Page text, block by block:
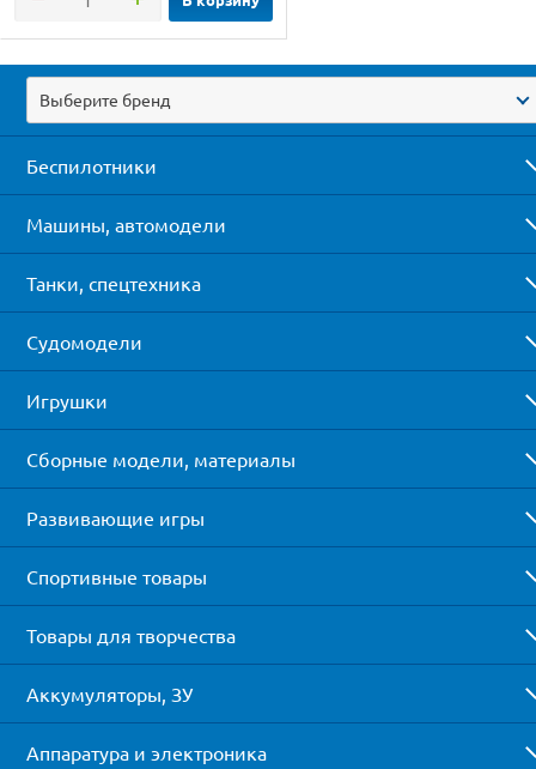
Выберите бренд
Беспилотники
Машины, автомодели
Танки, спецтехника
Судомодели
Игрушки
Сборные модели, материалы
Развивающие игры
Спортивные товары
Товары для творчества
Аккумуляторы, ЗУ
Аппаратура и электроника